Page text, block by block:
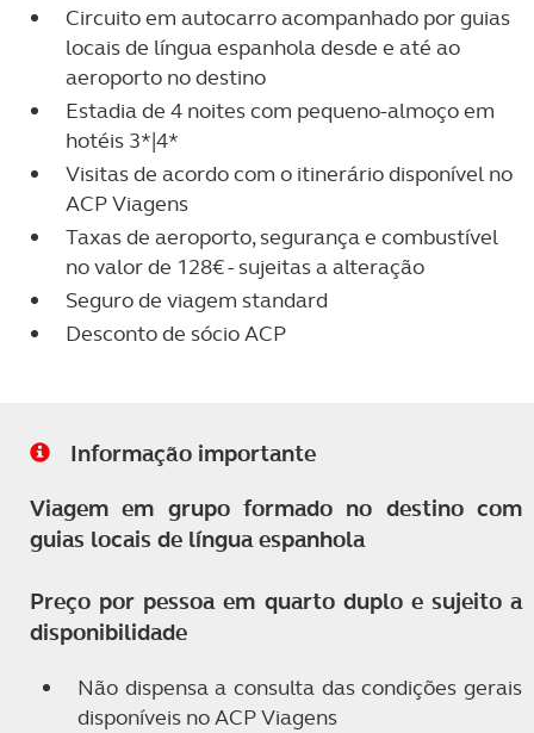
Circuito em autocarro acompanhado por guias
locais de língua espanhola desde e até ao
aeroporto no destino
Estadia de 4 noites com pequeno-almoço em
hotéis 3*|4*
Visitas de acordo com o itinerário disponível no
ACP Viagens
Taxas de aeroporto, segurança e combustível
no valor de 128€ - sujeitas a alteração
Seguro de viagem standard
Desconto de sócio ACP
Informação importante
Viagem em grupo formado no destino com
guias locais de língua espanhola
Preço por pessoa em quarto duplo e sujeito a
disponibilidade
Não dispensa a consulta das condições gerais
disponíveis no ACP Viagens